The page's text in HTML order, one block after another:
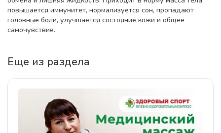
повышается иммунитет, нормализуется сон, пропадают
головные боли, улучшается состояние кожи и общее
самочувствие.
Еще из раздела